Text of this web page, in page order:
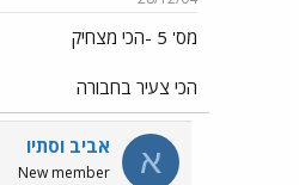
מס' 5 -הכי מצחיק
הכי צעיר בחבורה
א אביב וסתיו
New member